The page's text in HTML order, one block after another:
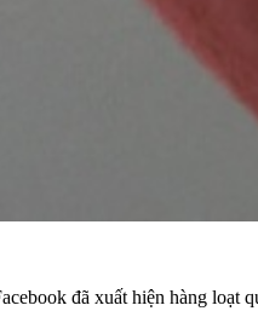
đã xuất hiện hàng loạt